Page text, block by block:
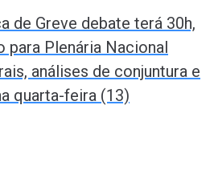
de Greve debate terá 30h,
para Plenária Nacional
análises de conjuntura e
quarta-feira (13)